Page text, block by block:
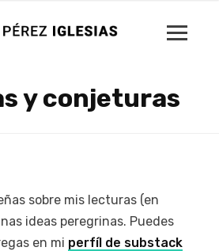
y conjeturas
sobre mis lecturas (en
ideas peregrinas. Puedes
en mi perfíl de substack